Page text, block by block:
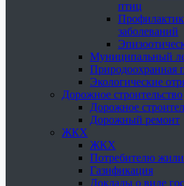
птиц
заболеваний
Муниципальный
Природоохранная
Экологические
Дорожное строительство
Дорожное
Дорожный ремонт
ЖКХ
ЖКХ
Потребителю
Газификация
Доклады о виде